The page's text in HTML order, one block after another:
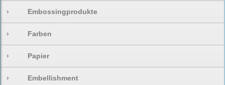
› Embossingprodukte
› Farben
› Papier
› Embellishment